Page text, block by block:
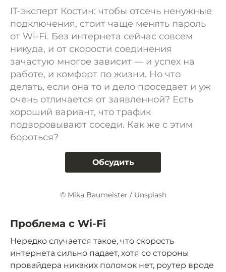
IT-эксперт Костин: чтобы отсечь ненужные
подключения, стоит чаще менять пароль
от Wi-Fi. Без интернета сейчас совсем
никуда, и от скорости соединения
зачастую многое зависит — и успех на
работе, и комфорт по жизни. Но что
делать, если она то и дело проседает и уж
очень отличается от заявленной? Есть
хороший вариант, что трафик
подворовывают соседи. Как же с этим
бороться?
Обсудить
© Mika Baumeister / Unsplash
Проблема с Wi-Fi
Нередко случается такое, что скорость
интернета сильно падает, хотя со стороны
провайдера никаких поломок нет, роутер вроде